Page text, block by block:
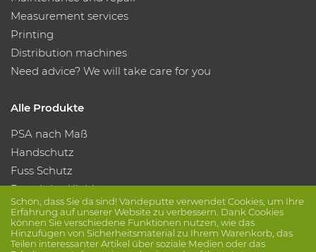
Schön, dass Sie da sind! Vandeputte verwendet Cookies, um Ihre
Erfahrung auf unserer Website zu verbessern. Dank Cookies
können Sie verschiedene Funktionen nutzen, wie das
Hinzufügen von Sicherheitsmaterial zu Ihrem Warenkorb, das
Teilen interessanter Artikel über soziale Medien oder das
Measurement services
Printing
Distribution machines
Need advice? We will take care for you
Alle Produkte
PSA nach Maß
Handschutz
Fuss Schutz
Protektive Kleidung
Folge uns